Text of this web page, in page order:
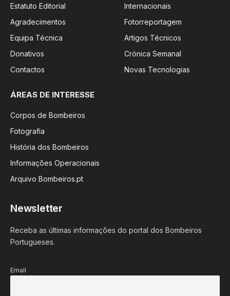
Estatuto Editorial
Agradecimentos
Equipa Técnica
Donativos
Contactos
Internacionais
Fotorreportagem
Artigos Técnicos
Crónica Semanal
Novas Tecnologias
ÁREAS DE INTERESSE
Corpos de Bombeiros
Fotografia
História dos Bombeiros
Informações Operacionais
Arquivo Bombeiros.pt
Newsletter
Receba as últimas informações do portal dos Bombeiros
Portugueses.
Email